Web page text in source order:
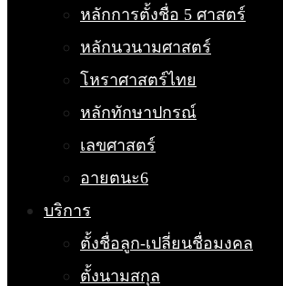
หลักการตั้งชื่อ 5 ศาสตร์
หลักนวนามศาสตร์
โหราศาสตร์ไทย
หลักทักษาปกรณ์
เลขศาสตร์
อายตนะ6
บริการ
ตั้งชื่อลูก-เปลี่ยนชื่อมงคล
ตั้งนามสกุล